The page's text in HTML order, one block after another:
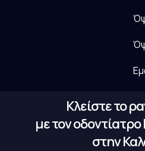
Κλείστε το
με τον
στην